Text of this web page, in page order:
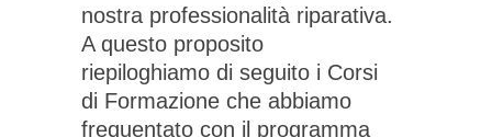
nostra professionalità riparativa.
A questo proposito
riepiloghiamo di seguito i Corsi
di Formazione che abbiamo
frequentato con il programma